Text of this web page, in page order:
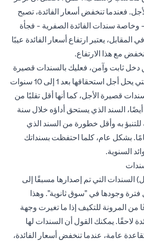
فعندما تنخفض أسعار الفائدة، تصبح
وخاصة سندات الفائدة الصفرية - فجأة
المقابل، يعتبر ارتفاع أسعار الفائدة عيبًا
مع هذا الارتفاع.
دخل ثابت وآمن، فعليك بالسندات قصيرة
الأجل. حتى السندات التي يحل أجل استحقاقها بعد 1 إلى 10 سنوات
قصيرة الأجل، كما أنها أقل تقلبًا من
السند الذي يستحق أداؤه خلال سنة
للتنبؤ به وأقل خطورة من السند الذي
أداؤه بعد 20 عامًا. بشكل عام، كلما احتفظت بسنداتك
السنوية.
السندات التي تم إصدارها مسبقًا إلى
وجودها في "سوق ثانوية". وهذا
من المرونة للتكيف إذا ما تغيرت وجهة
لاحقًا. يمكنك القول أن السندات لها
عامة، عندما تنخفض أسعار الفائدة،